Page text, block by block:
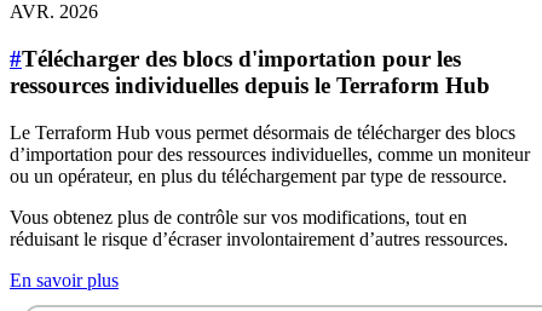
AVR. 2026
#Télécharger des blocs d'importation pour les
ressources individuelles depuis le Terraform Hub
Le Terraform Hub vous permet désormais de télécharger des blocs
d’importation pour des ressources individuelles, comme un moniteur
ou un opérateur, en plus du téléchargement par type de ressource.
Vous obtenez plus de contrôle sur vos modifications, tout en
réduisant le risque d’écraser involontairement d’autres ressources.
En savoir plus